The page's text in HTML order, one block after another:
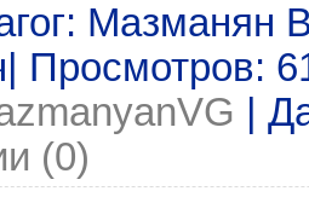
Мазманян
Просмотров:
|
(0)